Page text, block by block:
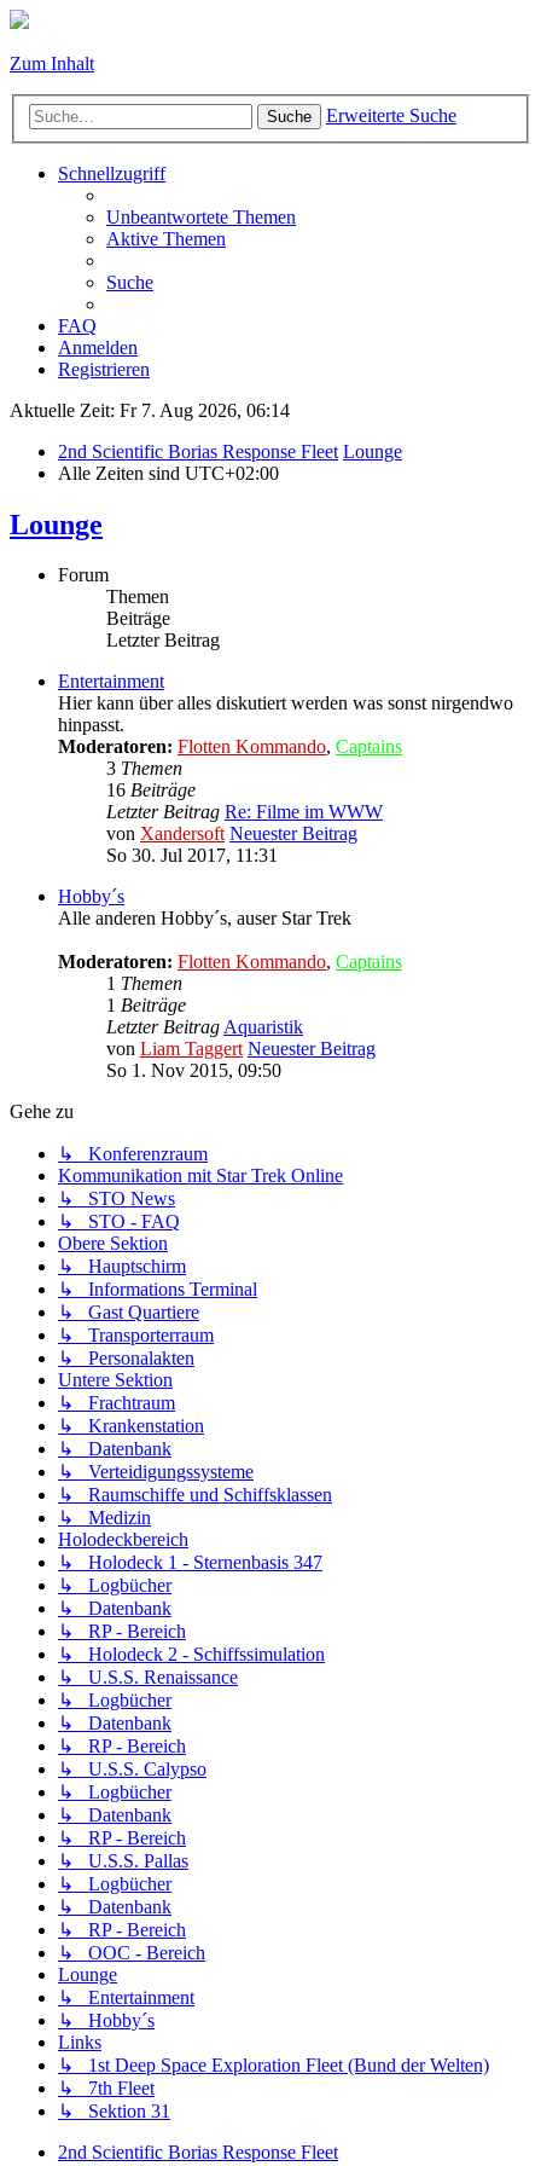
Zum Inhalt
Suche Erweiterte Suche
Schnellzugriff
Unbeantwortete Themen
Aktive Themen
Suche
FAQ
Anmelden
Registrieren
Aktuelle Zeit: Fr 7. Aug 2026, 06:14
2nd Scientific Borias Response Fleet Lounge
Alle Zeiten sind UTC+02:00
Lounge
Forum
Themen
Beiträge
Letzter Beitrag
Entertainment
Hier kann über alles diskutiert werden was sonst nirgendwo
hinpasst.
Moderatoren: Flotten Kommando, Captains
3 Themen
16 Beiträge
Letzter Beitrag Re: Filme im WWW
von Xandersoft Neuester Beitrag
So 30. Jul 2017, 11:31
Hobby´s
Alle anderen Hobby´s, auser Star Trek
Moderatoren: Flotten Kommando, Captains
1 Themen
1 Beiträge
Letzter BeitragAquaristik
von Liam Taggert Neuester Beitrag
So 1. Nov 2015, 09:50
Gehe zu
↳ Konferenzraum
Kommunikation mit Star Trek Online
↳ STO News
↳ STO - FAQ
Obere Sektion
↳ Hauptschirm
↳ Informations Terminal
↳ Gast Quartiere
↳ Transporterraum
↳ Personalakten
Untere Sektion
↳ Frachtraum
↳ Krankenstation
↳ Datenbank
↳ Verteidigungssysteme
↳ Raumschiffe und Schiffsklassen
↳ Medizin
Holodeckbereich
↳ Holodeck 1 - Sternenbasis 347
↳ Logbücher
↳ Datenbank
↳ RP - Bereich
↳ Holodeck 2 - Schiffssimulation
↳ U.S.S. Renaissance
↳ Logbücher
↳ Datenbank
↳ RP - Bereich
↳ U.S.S. Calypso
↳ Logbücher
↳ Datenbank
↳ RP - Bereich
↳ U.S.S. Pallas
↳ Logbücher
↳ Datenbank
↳ RP - Bereich
↳ OOC - Bereich
Lounge
↳ Entertainment
↳ Hobby´s
Links
↳ 1st Deep Space Exploration Fleet (Bund der Welten)
↳ 7th Fleet
↳ Sektion 31
2nd Scientific Borias Response Fleet